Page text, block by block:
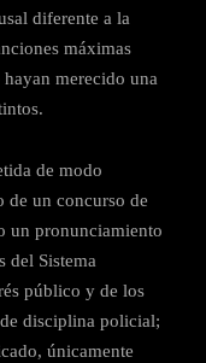
diferente a la
máximas
merecido una
de modo
de un concurso de
un pronunciamiento
del Sistema
público y de los
disciplina policial;
únicamente